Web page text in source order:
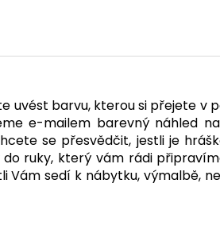
uvést barvu, kterou si přejete v
e-mailem barevný náhled
se přesvědčit, jestli je
do ruky, který vám rádi
Vám sedí k nábytku, výmalbě,